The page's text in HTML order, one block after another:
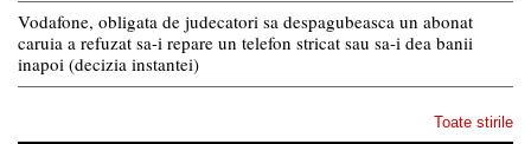
Vodafone, obligata de judecatori sa despagubeasca un abonat
caruia a refuzat sa-i repare un telefon stricat sau sa-i dea banii
inapoi (decizia instantei)
Toate stirile